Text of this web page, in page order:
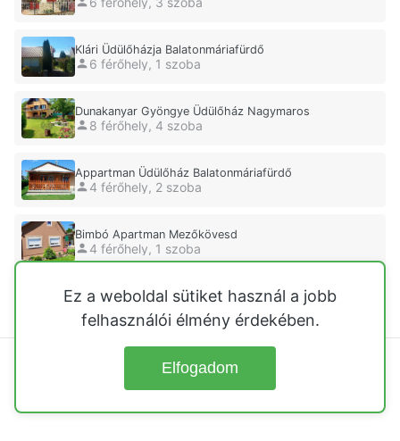
Klári Üdülőházja Balatonmáriafürdő
6 férőhely, 1 szoba
Dunakanyar Gyöngye Üdülőház Nagymaros
8 férőhely, 4 szoba
Appartman Üdülőház Balatonmáriafürdő
4 férőhely, 2 szoba
Bimbó Apartman Mezőkövesd
4 férőhely, 1 szoba
Ilona Üdülőház Balatonmáriafürdő
8 férőhely, 2 szoba
Ez a weboldal sütiket használ a jobb
felhasználói élmény érdekében.
Elfogadom